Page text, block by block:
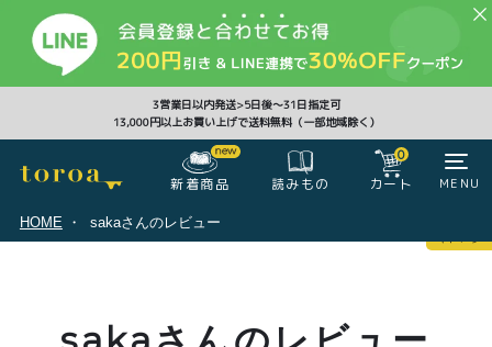
3営業日以内発送>5日後〜31日指定可
13,000円以上お買い上げで送料無料（一部地域除く）
新着商品 読みもの
0
カート MENU
CLOSE
0
HOME sakaさんのレビュー